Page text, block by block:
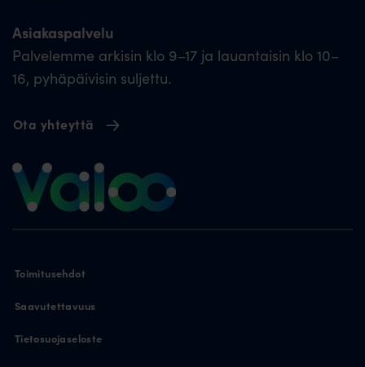
Asiakaspalvelu
Palvelemme arkisin klo 9–17 ja lauantaisin klo 10–
16, pyhäpäivisin suljettu.
Ota yhteyttä
Toimitusehdot
Saavutettavuus
Tietosuojaseloste